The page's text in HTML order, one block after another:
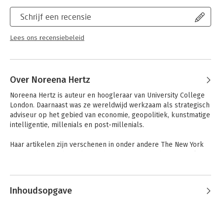
Schrijf een recensie
Lees ons recensiebeleid
Over Noreena Hertz
Noreena Hertz is auteur en hoogleraar van University College
London. Daarnaast was ze wereldwijd werkzaam als strategisch
adviseur op het gebied van economie, geopolitiek, kunstmatige
intelligentie, millenials en post-millenials.
Haar artikelen zijn verschenen in onder andere The New York
the world's leading thinkers'.
Andere boeken door Noreena Hertz
Inhoudsopgave